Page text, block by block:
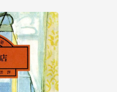
產合併與書櫃開通申請